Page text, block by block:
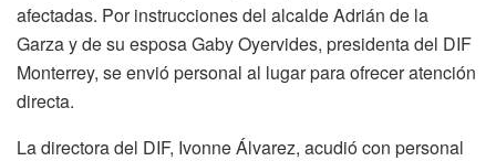
afectadas. Por instrucciones del alcalde Adrián de la
Garza y de su esposa Gaby Oyervides, presidenta del DIF
Monterrey, se envió personal al lugar para ofrecer atención
directa.
La directora del DIF, Ivonne Álvarez, acudió con personal